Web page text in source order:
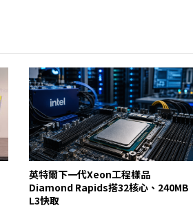
英特爾下一代Xeon工程樣品
Diamond Rapids搭32核心、240MB
L3快取